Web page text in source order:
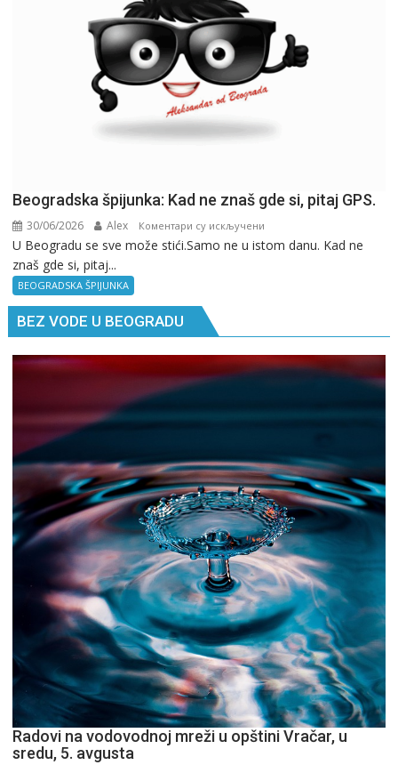
Beogradska špijunka: Kad ne znaš gde si, pitaj GPS.
30/06/2026 Alex Коментари су искључени
Beogradska
si,
U Beogradu se sve može stići.Samo ne u istom danu. Kad ne
znaš gde si, pitaj...
BEOGRADSKA ŠPIJUNKA
BEZ VODE U BEOGRADU
Radovi na vodovodnoj mreži u opštini Vračar, u
sredu, 5. avgusta